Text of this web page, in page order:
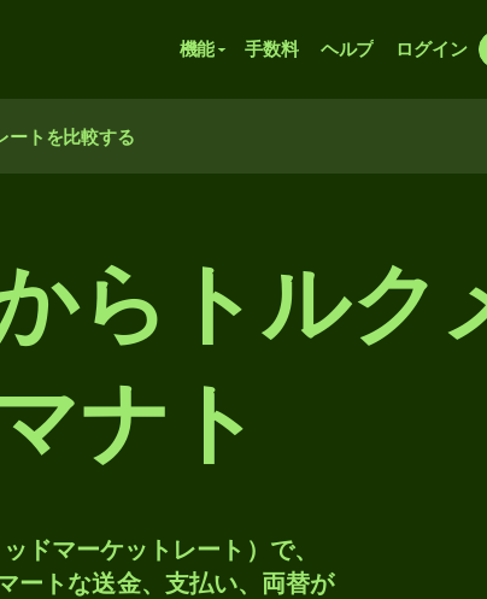
機能 手数料 ヘルプ ログイン
ートを比較する
らトルク
ナト
ドマーケットレート）で、
ートな送金、支払い、両替が